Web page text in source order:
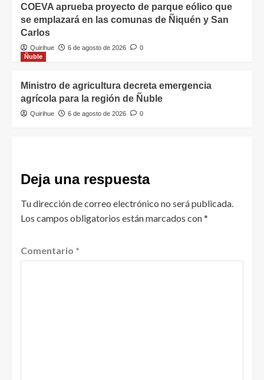
COEVA aprueba proyecto de parque eólico que
se emplazará en las comunas de Ñiquén y San
Carlos
Quirihue 6 de agosto de 2026
0
Ñuble
Ministro de agricultura decreta emergencia
agrícola para la región de Ñuble
Quirihue 6 de agosto de 2026 0
Deja una respuesta
Tu dirección de correo electrónico no será publicada.
Los campos obligatorios están marcados con*
Comentario *